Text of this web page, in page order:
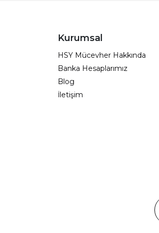
Kurumsal
HSY Mücevher Hakkında
Banka Hesaplarımız
Blog
İletişim